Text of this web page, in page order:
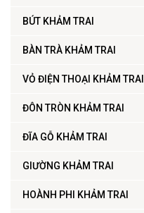
BÚT KHẢM TRAI
BÀN TRÀ KHẢM TRAI
VỎ ĐIỆN THOẠI KHẢM TRAI
ĐÔN TRÒN KHẢM TRAI
ĐĨA GỖ KHẢM TRAI
GIƯỜNG KHẢM TRAI
HOÀNH PHI KHẢM TRAI